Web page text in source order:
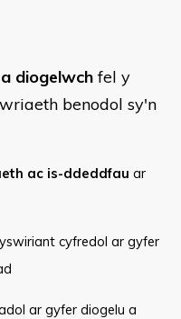
diogelwchfel y
benodol sy'n
ac is-ddeddfau ar
cyfredol ar gyfer
ar gyfer diogelu a